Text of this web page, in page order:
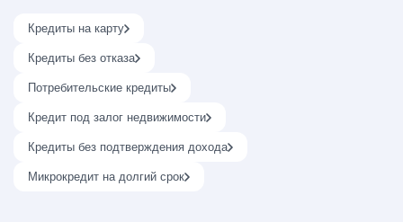
Кредиты на карту
Кредиты без отказа
Потребительские кредиты
Кредит под залог недвижимости
Кредиты без подтверждения дохода
Микрокредит на долгий срок